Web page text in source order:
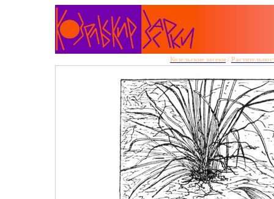
Козельские засеки/